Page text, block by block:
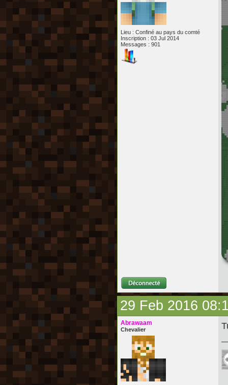
Lieu : Confiné au pays du comté
Inscription : 03 Jul 2014
Messages : 901
29 Feb 2016
Abrawaam
Chevalier